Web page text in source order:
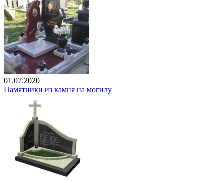
01.07.2020
Памятники из камня на могилу